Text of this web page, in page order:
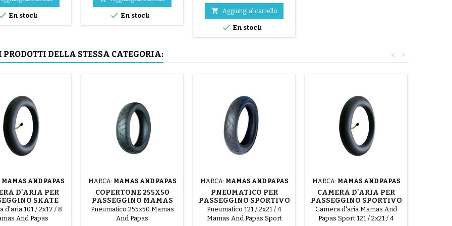
En stock
parti in acciaio ( grigio ) Il
montaggio del pneumatico
avviene a mano, senza
 En stock
 Aggiungi al carrello
 En stock
DELLA STESSA CATEGORIA: >
<
MAMAS AND PAPAS
D'ARIA PER
SKATE
AND PAPAS
d'aria 101 / 2x17 / 8
And Papas
MARCA: MAMAS AND PAPAS
COPERTONE 255X50
PASSEGGINO MAMAS
AND PAPAS
Pneumatico 255x50 Mamas
And Papas
MARCA: MAMAS AND PAPAS
PNEUMATICO PER
PASSEGGINO SPORTIVO
MAMAS AND PAPAS 03
Pneumatico 121 / 2x21 / 4
Mamas And Papas Sport
MARCA: MAMAS AND PAPAS
CAMERA D'ARIA PER
PASSEGGINO SPORTIVO
MAMAS AND PAPAS 03
Camera d'aria Mamas And
Papas Sport 121 / 2x21 / 4